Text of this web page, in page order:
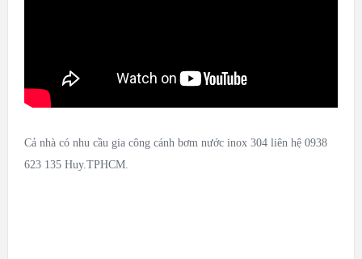
Cả nhà có nhu cầu gia công cánh bơm nước inox 304 liên hệ 0938
623 135 Huy.TPHCM.